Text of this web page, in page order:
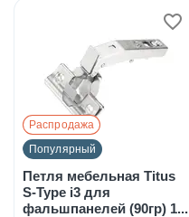
Распродажа
Популярный
Петля мебельная Titus
S-Type i3 для
фальшпанелей (90гр) 1...